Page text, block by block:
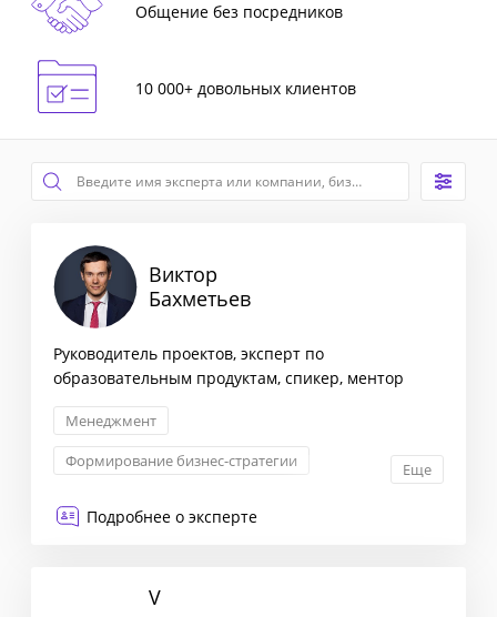
Общение без посредников
10 000+ довольных клиентов
Виктор
Бахметьев
Руководитель проектов, эксперт по
образовательным продуктам, спикер, ментор
Менеджмент
Формирование бизнес-стратегии
Еще
Подробнее о эксперте
V